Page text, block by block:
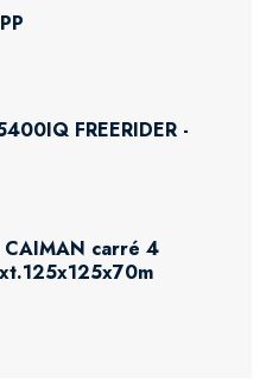
FREERIDER -
carré 4